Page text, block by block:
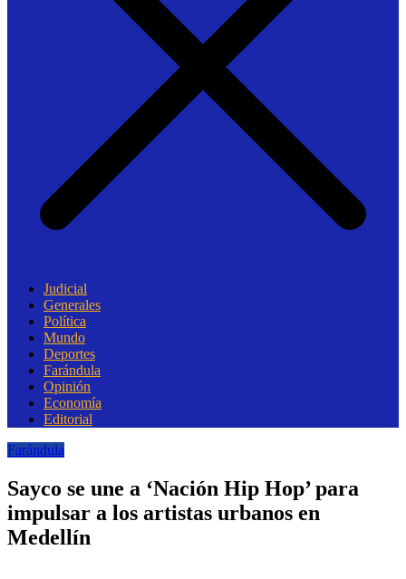
Judicial
Generales
Política
Mundo
Deportes
Farándula
Opinión
Economía
Editorial
Farándula
Sayco se une a ‘Nación Hip Hop’ para
impulsar a los artistas urbanos en
Medellín